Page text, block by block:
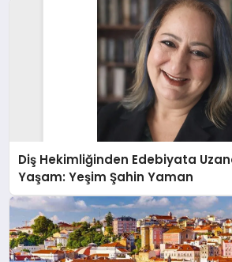
Diş Hekimliğinden Edebiyata
Yaşam: Yeşim Şahin Yaman